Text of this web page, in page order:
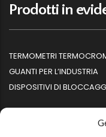
Prodotti in
TERMOMETRI
GUANTI PER L’INDUSTRIA
DISPOSITIVI DI